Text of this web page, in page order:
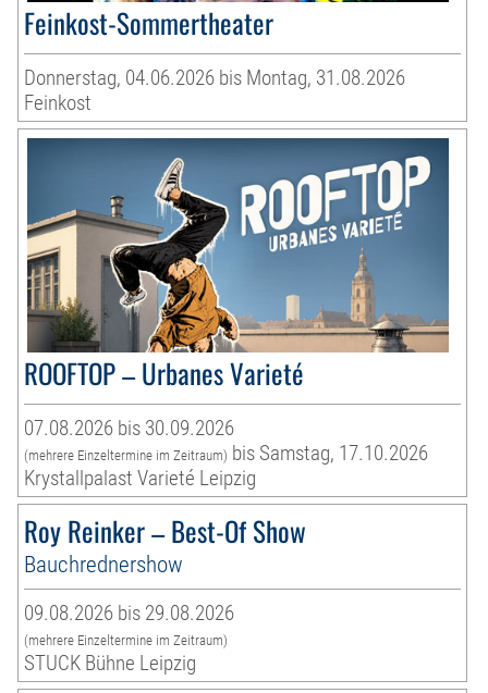
Feinkost-Sommertheater
Donnerstag, 04.06.2026 bis Montag, 31.08.2026
Feinkost
ROOFTOP – Urbanes Varieté
07.08.2026 bis 30.09.2026
(mehrere Einzeltermine im Zeitraum) bis Samstag, 17.10.2026
Krystallpalast Varieté Leipzig
Roy Reinker – Best-Of Show
Bauchrednershow
09.08.2026 bis 29.08.2026
(mehrere Einzeltermine im Zeitraum)
STUCK Bühne Leipzig